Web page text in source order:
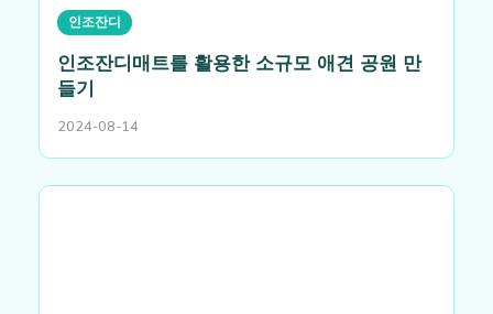
인조잔디
인조잔디매트를 활용한 소규모 애견 공원 만
들기
2024-08-14